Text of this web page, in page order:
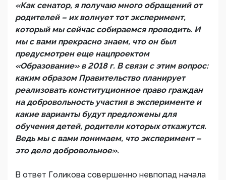
«Как сенатор, я получаю много обращений от
родителей – их волнует тот эксперимент,
который мы сейчас собираемся проводить. И
мы с вами прекрасно знаем, что он был
предусмотрен еще нацпроектом
«Образование» в 2018 г. В связи с этим вопрос:
каким образом Правительство планирует
реализовать конституционное право граждан
на добровольность участия в эксперименте и
какие варианты будут предложены для
обучения детей, родители которых откажутся.
Ведь мы с вами понимаем, что эксперимент –
это дело добровольное».
В ответ Голикова совершенно невпопад начала